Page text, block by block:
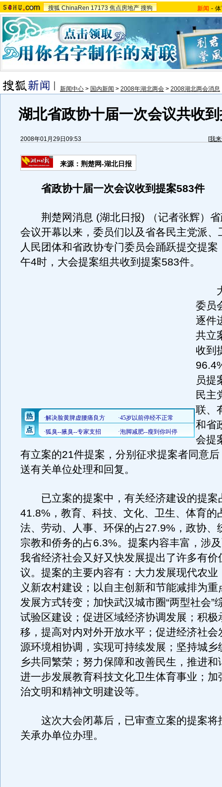
搜狐 ChinaRen 17173 焦点房地产 搜狗 新闻 -
新闻中心 > 国内新闻 > 2008年湖北两会 > 2008湖北两会消息
湖北省政协十届一次会议共收
2008年01月29日09:53 [我
来源：荆楚网-湖北日报
省政协十届一次会议收到提案583件
荆楚网消息 (湖北日报) （记者张辉）省
会议开幕以来，委员们以及省各民主党派、
人民团体和省政协专门委员会踊跃提交提
午4时，大会提案组共收到提案583件。
大
委员
逐件
共立
收到
员提
民主
联、
和省
会提
有立案的21件提案，分别征求提案者同意
送有关单位处理和回复。
已立案的提案中，有关经济建设的提案
41.8%，教育、科技、文化、卫生、体育的
法、劳动、人事、环保的占27.9%，政协、
宗教和侨务的占6.3%。提案内容丰富，涉
我省经济社会又好又快发展提出了许多有价
议。提案的主要内容有：大力发展现代农业
义新农村建设；以自主创新和节能减排为重
发展方式转变；加快武汉城市圈“两型社会”
试验区建设；促进区域经济协调发展；积极
移，提高对内对外开放水平；促进经济社会
源环境相协调，实现可持续发展；坚持城乡
乡共同繁荣；努力保障和改善民生，推进和
进一步发展教育科技文化卫生体育事业；加
治文明和精神文明建设等。
这次大会闭幕后，已审查立案的提案将
关承办单位办理。